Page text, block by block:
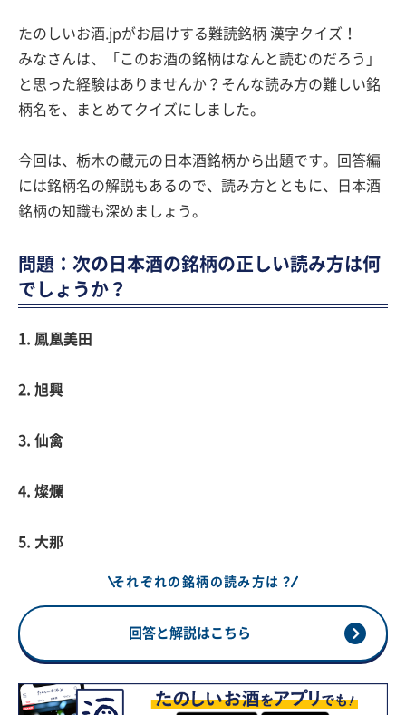
たのしいお酒.jpがお届けする難読銘柄 漢字クイズ！
みなさんは、「このお酒の銘柄はなんと読むのだろう」
と思った経験はありませんか？そんな読み方の難しい銘
柄名を、まとめてクイズにしました。
今回は、栃木の蔵元の日本酒銘柄から出題です。回答編
には銘柄名の解説もあるので、読み方とともに、日本酒
銘柄の知識も深めましょう。
問題：次の日本酒の銘柄の正しい読み方は何
でしょうか？
1. 鳳凰美田
2. 旭興
3. 仙禽
4. 燦爛
5. 大那
それぞれの銘柄の読み方は？
回答と解説はこちら